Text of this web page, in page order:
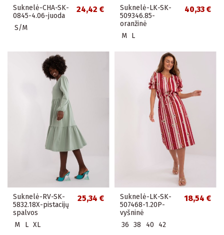
Suknelė-CHA-SK-
0845-4.06-juoda
24,42 €
S/M
Suknelė-LK-SK-
509346.85-
oranžinė
40,33 €
M L
Suknelė-RV-SK-
5832.18X-pistacijų
spalvos
25,34 €
M L XL
Suknelė-LK-SK-
507468-1.20P-
vyšninė
18,54 €
36 38 40 42